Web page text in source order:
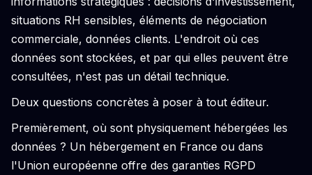
situations RH sensibles, éléments de négociation
commerciale, données clients. L'endroit où ces
données sont stockées, et par qui elles peuvent être
consultées, n'est pas un détail technique.
Deux questions concrètes à poser à tout éditeur.
Premièrement, où sont physiquement hébergées les
données ? Un hébergement en France ou dans
l'Union européenne offre des garanties RGPD